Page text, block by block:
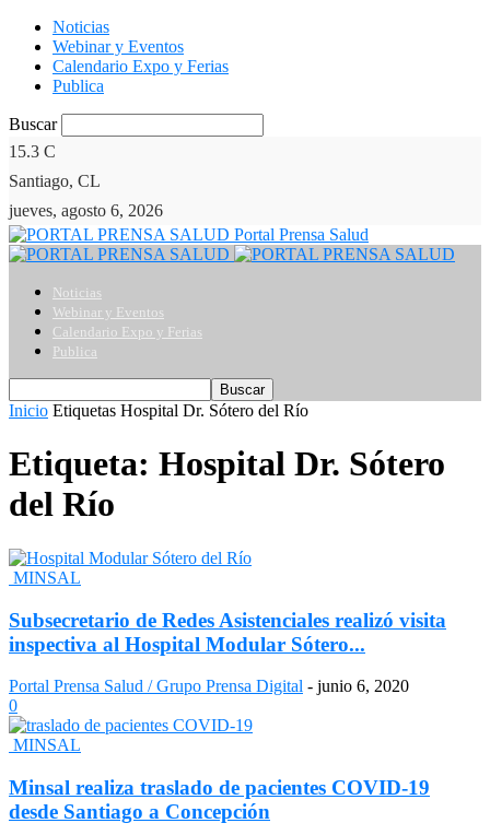
Noticias
Webinar y Eventos
Calendario Expo y Ferias
Publica
Buscar
15.3 C
Santiago, CL
jueves, agosto 6, 2026
Portal Prensa Salud
Noticias
Webinar y Eventos
Calendario Expo y Ferias
Publica
Inicio Etiquetas Hospital Dr. Sótero del Río
Etiqueta: Hospital Dr. Sótero
del Río
MINSAL
Subsecretario de Redes Asistenciales realizó visita
inspectiva al Hospital Modular Sótero...
Portal Prensa Salud / Grupo Prensa Digital - junio 6, 2020
0
MINSAL
Minsal realiza traslado de pacientes COVID-19
desde Santiago a Concepción